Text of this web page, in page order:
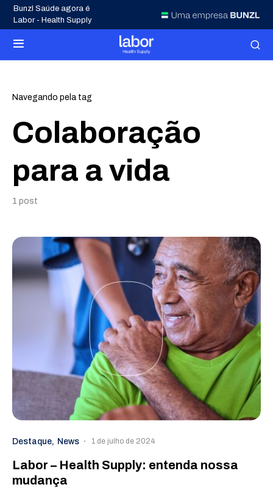
Bunzl Saúde agora é
Labor - Health Supply
Navegando pela tag
Colaboração
para a vida
1 post
Destaque News 1 de julho de 2024
Labor – Health Supply: entenda nossa
mudança